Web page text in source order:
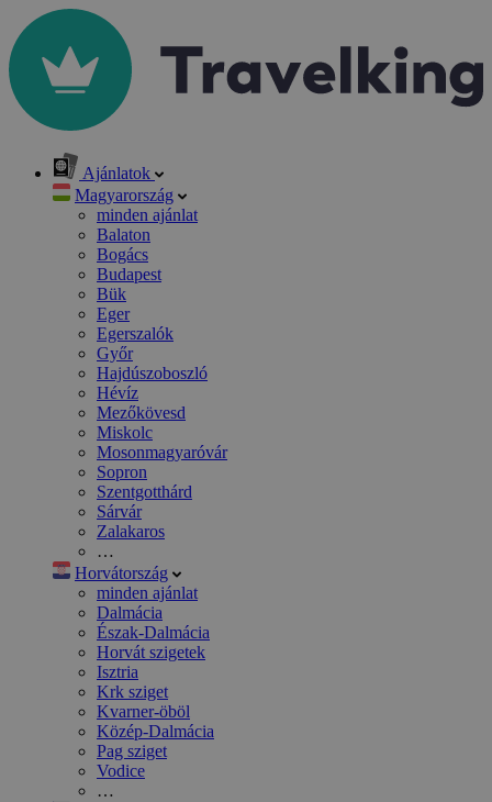
Ajánlatok
Magyarország
minden ajánlat
Balaton
Bogács
Budapest
Bük
Eger
Egerszalók
Győr
Hajdúszoboszló
Hévíz
Mezőkövesd
Miskolc
Mosonmagyaróvár
Sopron
Szentgotthárd
Sárvár
Zalakaros
…
Horvátország
minden ajánlat
Dalmácia
Észak-Dalmácia
Horvát szigetek
Isztria
Krk sziget
Kvarner-öböl
Közép-Dalmácia
Pag sziget
Vodice
…